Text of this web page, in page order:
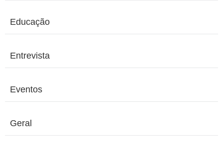
Educação
Entrevista
Eventos
Geral